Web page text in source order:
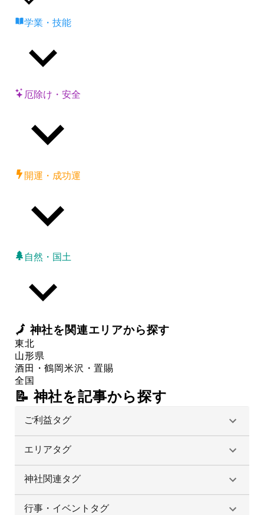
学業・技能
厄除け・安全
開運・成功運
自然・国土
🗾神社を関連エリアから探す
東北
山形県
酒田・鶴岡米沢・置賜
全国
📝 神社を記事から探す
ご利益タグ
エリアタグ
神社関連タグ
行事・イベントタグ